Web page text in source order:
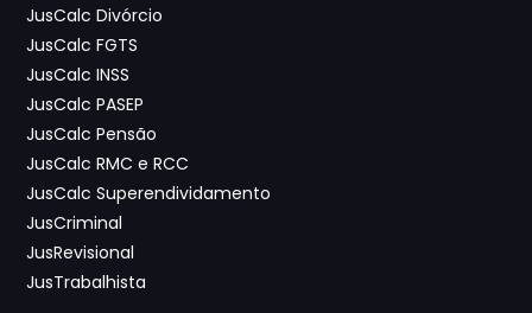
JusCalc Divórcio
JusCalc FGTS
JusCalc INSS
JusCalc PASEP
JusCalc Pensão
JusCalc RMC e RCC
JusCalc Superendividamento
JusCriminal
JusRevisional
JusTrabalhista